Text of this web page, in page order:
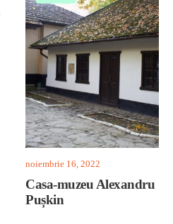
noiembrie 16, 2022
Casa-muzeu Alexandru
Pușkin